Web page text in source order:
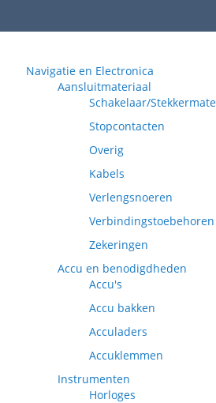
Navigatie en Electronica
Aansluitmateriaal
Schakelaar/
Stopcontacten
Overig
Kabels
Verlengsnoeren
Verbindingstoebehoren
Zekeringen
Accu en benodigdheden
Accu's
Accu bakken
Acculaders
Accuklemmen
Instrumenten
Horloges